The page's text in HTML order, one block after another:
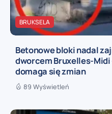
BRUKSELA
Betonowe bloki nadal
dworcem Bruxelles-
domaga się zmian
89 Wyświetleń